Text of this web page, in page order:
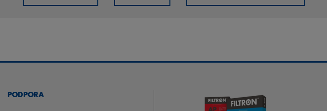
PODPORA